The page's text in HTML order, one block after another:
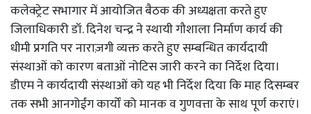
कलेक्ट्रेट सभागार में आयोजित बैठक की अध्यक्षता करते हुए
जिलाधिकारी डॉ. दिनेश चन्द्र ने स्थायी गौशाला निर्माण कार्य की
धीमी प्रगति पर नाराज़गी व्यक्त करते हुए सम्बन्धित कार्यदायी
संस्थाओं को कारण बताओं नोटिस जारी करने का निर्देश दिया।
डीएम ने कार्यदायी संस्थाओं को यह भी निर्देश दिया कि माह दिसम्बर
तक सभी आनगोईंग कार्यों को मानक व गुणवत्ता के साथ पूर्ण कराएं।